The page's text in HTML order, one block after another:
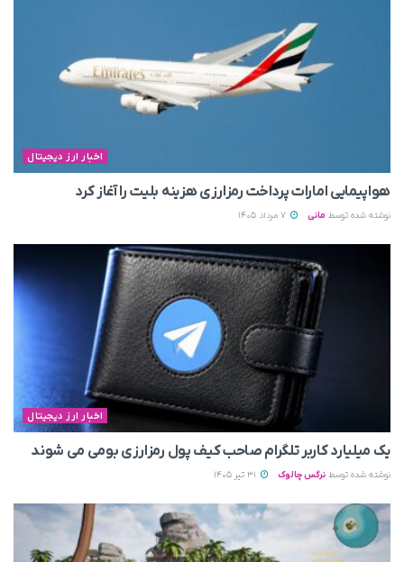
اخبار ارز دیجیتال
هواپیمایی امارات پرداخت رمزارزی هزینه بلیت را آغاز کرد
نوشته شده توسط مانی
اخبار ارز دیجیتال
یک میلیارد کاربر تلگرام صاحب کیف پول رمزارزی بومی می‌ شوند
نوشته شده توسط نرگس چالوک